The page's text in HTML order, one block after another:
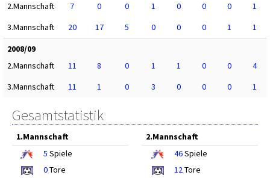
2.Mannschaft
7 0 0 1 0 0 0
1
3.Mannschaft
20 17 5 0 0 0 1
1
2008/09
2.Mannschaft
11 8 0 1 1 0 0
4
3.Mannschaft
11 1 0 3 0 0 0 1
Gesamtstatistik
1.Mannschaft
5 Spiele
0Tore
2.Mannschaft
46Spiele
12Tore